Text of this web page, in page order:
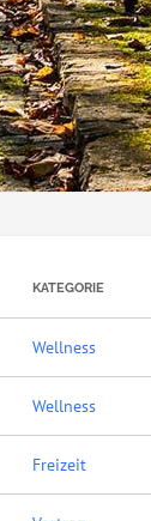
KATEGORIE
Wellness
Wellness
Freizeit